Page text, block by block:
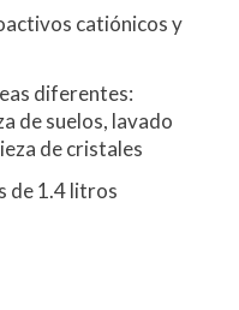
catiónicos y
diferentes:
de suelos, lavado
de cristales
de 1.4 litros